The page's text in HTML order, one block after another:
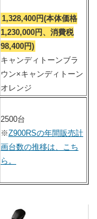
1,328,400円(本体価格
1,230,000円、消費税
98,400円)
キャンディトーンブラ
ウン×キャンディトーン
オレンジ
2500台
※Z900RSの年間販売計
画台数の推移は、こち
ら。